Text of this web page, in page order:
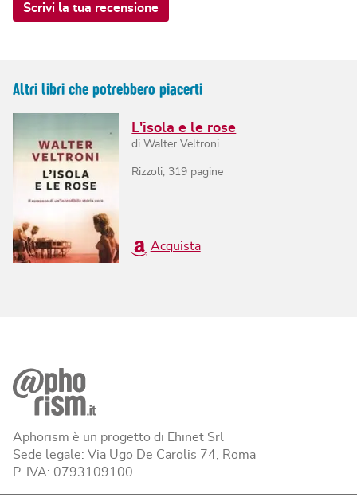
Scrivi la tua recensione
Altri libri che potrebbero piacerti
L'isola e le rose
di Walter Veltroni
Rizzoli, 319 pagine
Acquista
Aphorism è un progetto di Ehinet Srl
Sede legale: Via Ugo De Carolis 74, Roma
P. IVA: 0793109100